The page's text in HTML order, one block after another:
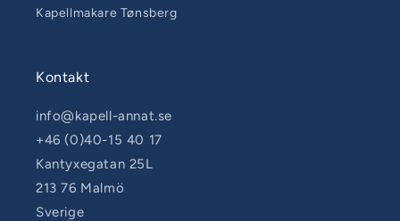
Kapellmakare Tønsberg
Kontakt
info@kapell-annat.se
+46 (0)40-15 40 17
Kantyxegatan 25L
213 76 Malmö
Sverige